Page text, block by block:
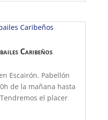
Caribeños
Escairón. Pabellón
de la mañana hasta
el placer